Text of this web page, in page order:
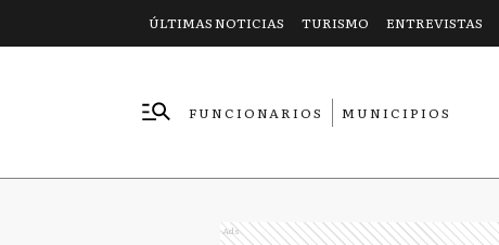
ÚLTIMAS NOTICIAS TURISMO ENTREVISTAS
FUNCIONARIOS
MUNICIPIOS
Ads